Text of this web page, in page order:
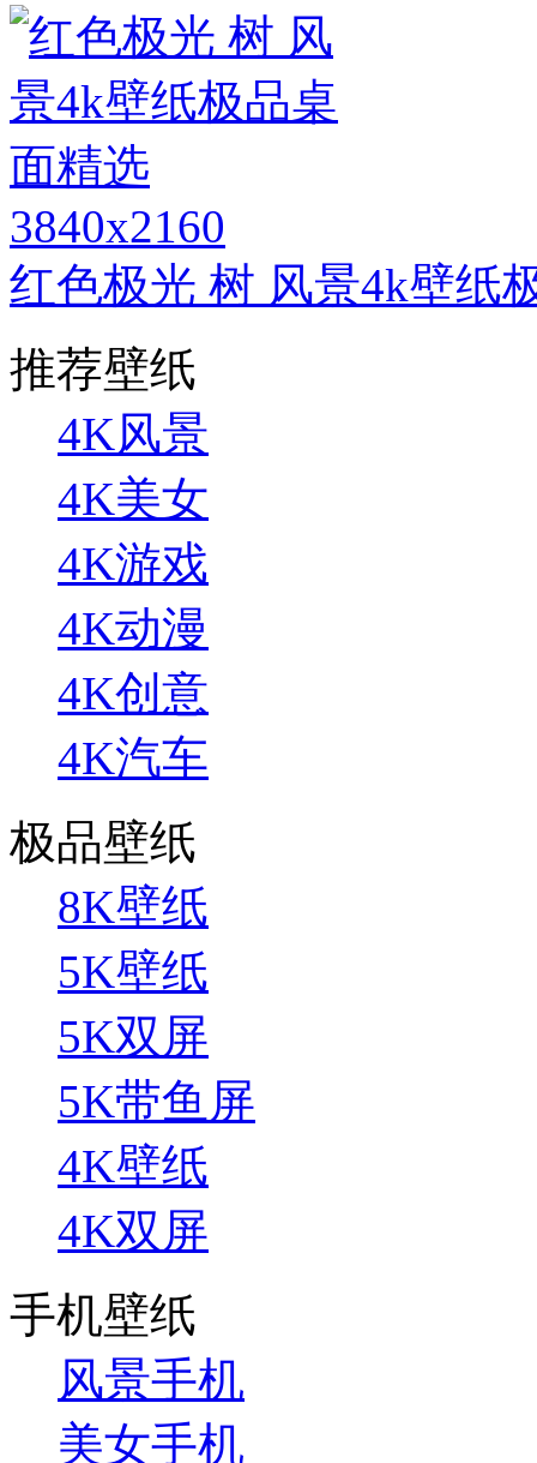
3840x2160
红色极光 树 风景4k壁纸
推荐壁纸
4K风景
4K美女
4K游戏
4K动漫
4K创意
4K汽车
极品壁纸
8K壁纸
5K壁纸
5K双屏
5K带鱼屏
4K壁纸
4K双屏
手机壁纸
风景手机
美女手机